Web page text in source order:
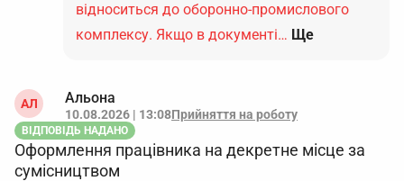
відноситься до оборонно-промислового
комплексу. Якщо в документі… Ще
АЛ Альона
10.08.2026 | 13:08Прийняття на роботу
ВІДПОВІДЬ НАДАНО
Оформлення працівника на декретне місце за
сумісництвом